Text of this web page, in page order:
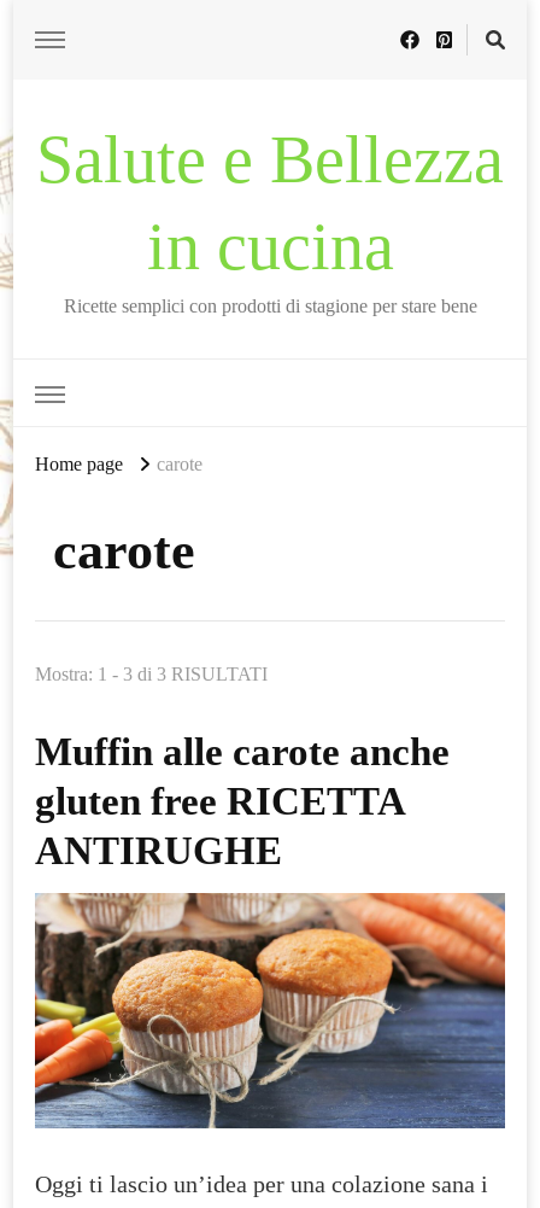
Salute e Bellezza
in cucina
Ricette semplici con prodotti di stagione per stare bene
Home page carote
carote
Mostra: 1 - 3 di 3 RISULTATI
Muffin alle carote anche
gluten free RICETTA
ANTIRUGHE
Oggi ti lascio un’idea per una colazione sana i